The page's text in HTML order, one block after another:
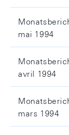
mai 1994
avril 1994
mars 1994